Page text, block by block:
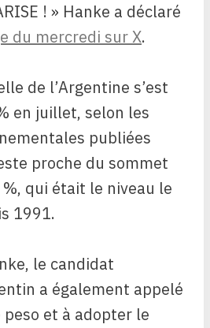
! » Hanke a déclaré
du mercredi sur X.
de l’Argentine s’est
en juillet, selon les
publiées
proche du sommet
qui était le niveau le
1991.
le candidat
a également appelé
et à adopter le